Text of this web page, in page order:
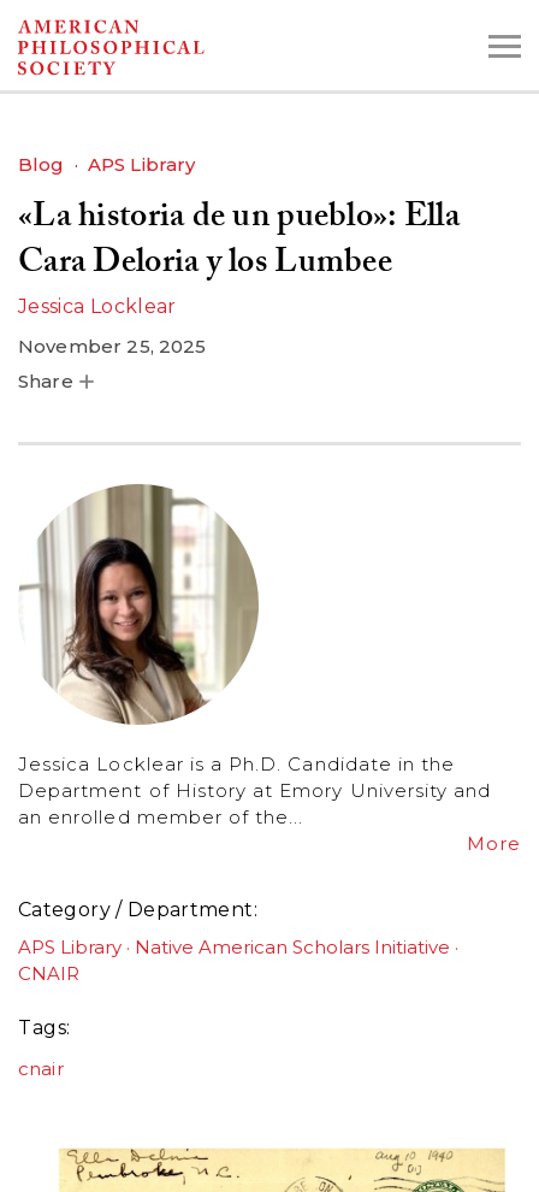
Skip
to
Search the Collections:
Collections Digital Library
Blog APS Library
«La historia de un pueblo»: Ella
Cara Deloria y los Lumbee
Jessica Locklear
November 25, 2025
Share
Jessica Locklear is a Ph.D. Candidate in the
Department of History at Emory University and
an enrolled member of the...
More
Category / Department
APS Library
Native American Scholars Initiative
CNAIR
Tags
cnair